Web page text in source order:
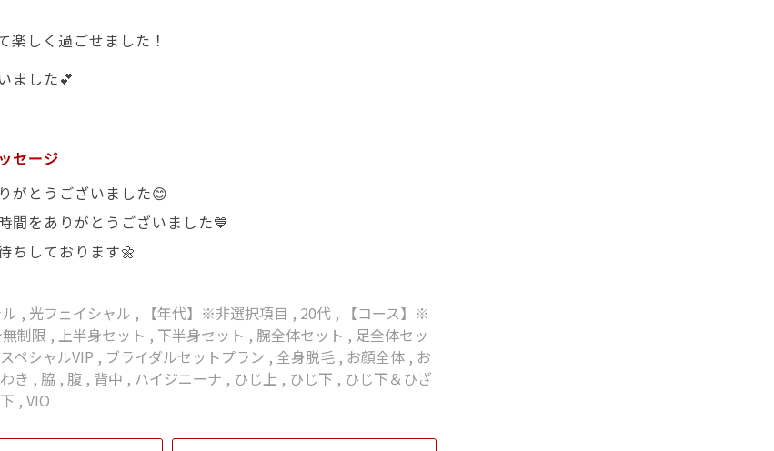
楽しく過ごせました！
ました💕
セージ
がとうございました😊
間をありがとうございました💙
ちしております🌼
, 光フェイシャル , 【年代】※非選択項目 , 20代 ,
【コース】※
制限 ,上半身セット , 下半身セット , 腕全体セット , 足全体セッ
スペシャルVIP , ブライダルセットプラン ,全身脱毛 , お顔全体 , お
き , 脇 , 腹 , 背中 , ハイジニーナ , ひじ上 , ひじ下 , ひじ下＆ひざ
,VIO